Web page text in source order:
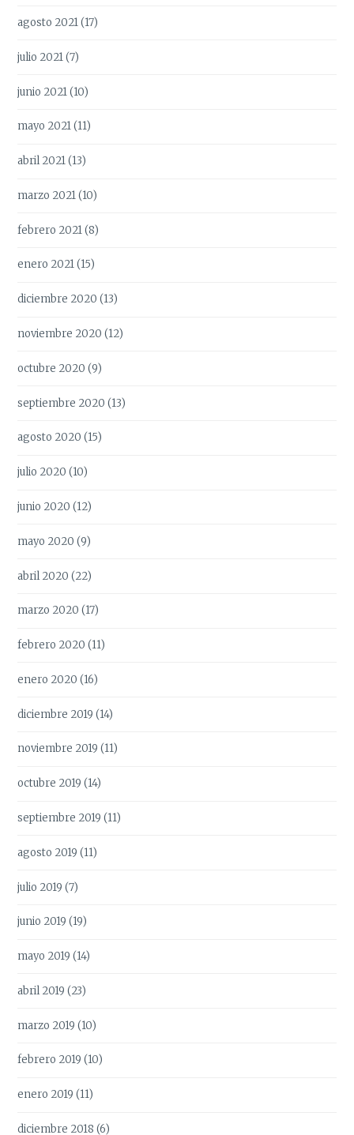
agosto 2021(17)
julio 2021(7)
junio 2021(10)
mayo 2021(11)
abril 2021(13)
marzo 2021(10)
febrero 2021(8)
enero 2021(15)
diciembre 2020 (13)
noviembre 2020 (12)
octubre 2020 (9)
septiembre 2020 (13)
agosto 2020 (15)
julio 2020 (10)
junio 2020 (12)
mayo 2020 (9)
abril 2020 (22)
marzo 2020 (17)
febrero 2020 (11)
enero 2020 (16)
diciembre 2019 (14)
noviembre 2019 (11)
octubre 2019 (14)
septiembre 2019 (11)
agosto 2019 (11)
julio 2019 (7)
junio 2019 (19)
mayo 2019 (14)
abril 2019 (23)
marzo 2019 (10)
febrero 2019 (10)
enero 2019 (11)
diciembre 2018 (6)